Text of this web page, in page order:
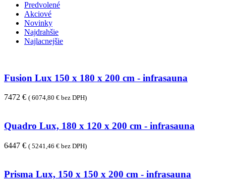
Predvolené
Akciové
Novinky
Najdrahšie
Najlacnejšie
Fusion Lux 150 x 180 x 200 cm - infrasauna
7472 € ( 6074,80 € bez DPH)
Quadro Lux, 180 x 120 x 200 cm - infrasauna
6447 € ( 5241,46 € bez DPH)
Prisma Lux, 150 x 150 x 200 cm - infrasauna